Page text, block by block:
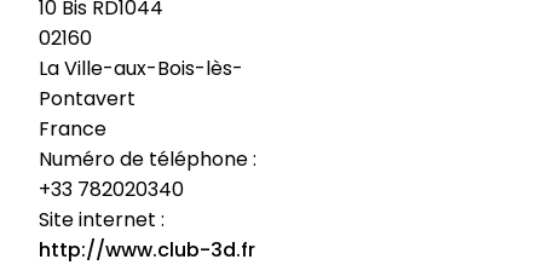
10 Bis RD1044
02160
La Ville-aux-Bois-lès-
Pontavert
France
Numéro de téléphone :
+33 782020340
Site internet :
http://www.club-3d.fr